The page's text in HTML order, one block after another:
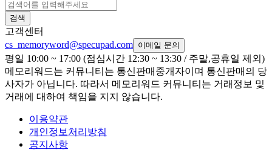
검색
고객센터
cs_memoryword@specupad.com 이메일 문의
평일 10:00 ~ 17:00 (점심시간 12:30 ~ 13:30 / 주말,공휴일 제외)
메모리워드는 커뮤니티는 통신판매중개자이며 통신판매의 당
사자가 아닙니다. 따라서 메모리워드 커뮤니티는 거래정보 및
거래에 대하여 책임을 지지 않습니다.
이용약관
개인정보처리방침
공지사항